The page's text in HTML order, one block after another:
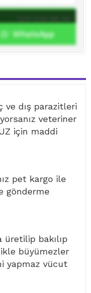
WhatsApp
ve dış parazitleri
veteriner
için maddi
pet kargo ile
gönderme
üretilip bakılıp
büyümezler
yapmaz vücut